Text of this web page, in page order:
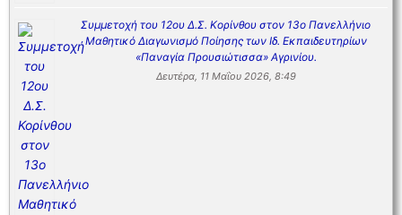
Συμμετοχή του 12ου Δ.Σ. Κορίνθου στον 13ο Πανελλήνιο
Μαθητικό Διαγωνισμό Ποίησης των Ιδ. Εκπαιδευτηρίων
«Παναγία Προυσιώτισσα» Αγρινίου.
Δευτέρα, 11 Μαΐου 2026, 8:49